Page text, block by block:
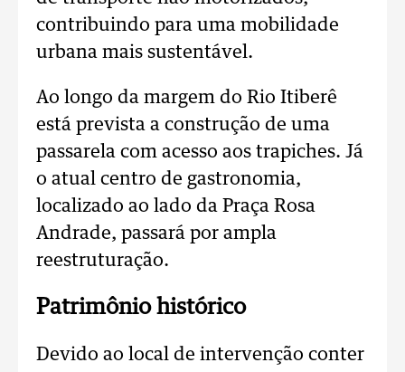
contribuindo para uma mobilidade
urbana mais sustentável.
Ao longo da margem do Rio Itiberê
está prevista a construção de uma
passarela com acesso aos trapiches. Já
o atual centro de gastronomia,
localizado ao lado da Praça Rosa
Andrade, passará por ampla
reestruturação.
Patrimônio histórico
Devido ao local de intervenção conter